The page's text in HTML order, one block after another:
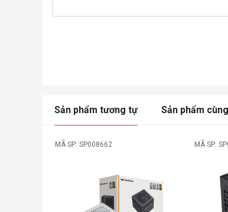
Sản phẩm tương tự Sản phẩm
MÃ SP: SP008662 MÃ SP: